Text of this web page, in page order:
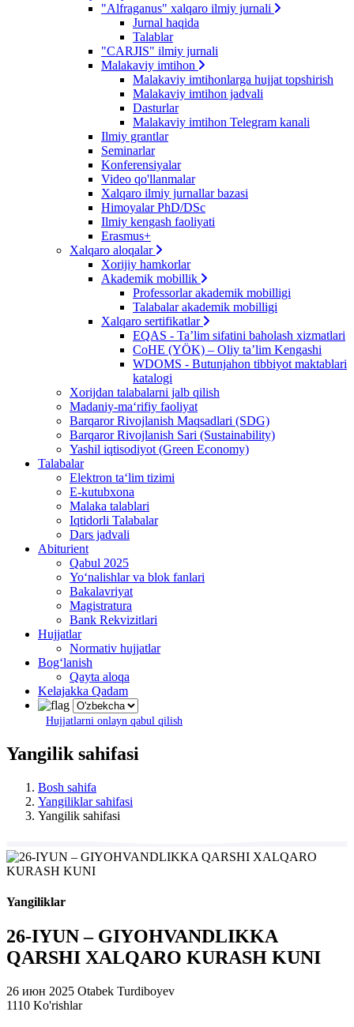
"Alfraganus" xalqaro ilmiy jurnali
Jurnal haqida
Talablar
"CARJIS" ilmiy jurnali
Malakaviy imtihon
Malakaviy imtihonlarga hujjat topshirish
Malakaviy imtihon jadvali
Dasturlar
Malakaviy imtihon Telegram kanali
Ilmiy grantlar
Seminarlar
Konferensiyalar
Video qo'llanmalar
Xalqaro ilmiy jurnallar bazasi
Himoyalar PhD/DSc
Ilmiy kengash faoliyati
Erasmus+
Xalqaro aloqalar
Xorijiy hamkorlar
Akademik mobillik
Professorlar akademik mobilligi
Talabalar akademik mobilligi
Xalqaro sertifikatlar
EQAS - Ta’lim sifatini baholash xizmatlari
CoHE (YÖK) – Oliy ta’lim Kengashi
WDOMS - Butunjahon tibbiyot maktablari
katalogi
Xorijdan talabalarni jalb qilish
Madaniy-ma‘rifiy faoliyat
Barqaror Rivojlanish Maqsadlari (SDG)
Barqaror Rivojlanish Sari (Sustainability)
Yashil iqtisodiyot (Green Economy)
Talabalar
Elektron ta‘lim tizimi
E-kutubxona
Malaka talablari
Iqtidorli Talabalar
Dars jadvali
Abiturient
Qabul 2025
Yo‘nalishlar va blok fanlari
Bakalavriyat
Magistratura
Bank Rekvizitlari
Hujjatlar
Normativ hujjatlar
Bog‘lanish
Qayta aloqa
Kelajakka Qadam
Hujjatlarni onlayn qabul qilish
Yangilik sahifasi
Bosh sahifa
Yangiliklar sahifasi
Yangilik sahifasi
Yangiliklar
26-IYUN – GIYOHVANDLIKKA
QARSHI XALQARO KURASH KUNI
26 июн 2025 Otabek Turdiboyev
1110 Ko'rishlar